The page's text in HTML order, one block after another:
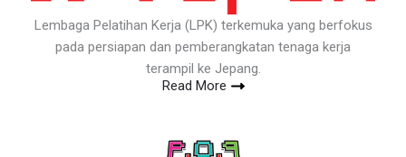
Lembaga Pelatihan Kerja (LPK) terkemuka yang berfokus
pada persiapan dan pemberangkatan tenaga kerja
terampil ke Jepang.
Read More